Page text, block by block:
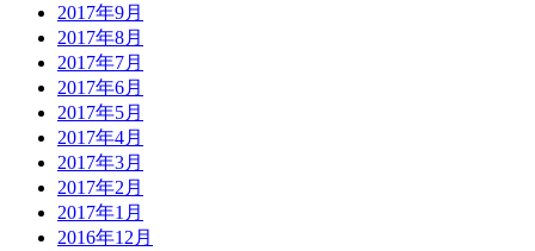
2017年9月
2017年8月
2017年7月
2017年6月
2017年5月
2017年4月
2017年3月
2017年2月
2017年1月
2016年12月